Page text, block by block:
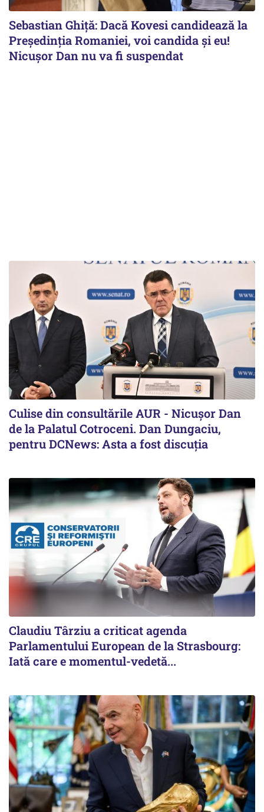
Sebastian Ghiță: Dacă Kovesi candidează la
Președinția Romaniei, voi candida și eu!
Nicușor Dan nu va fi suspendat
Culise din consultările AUR - Nicușor Dan
de la Palatul Cotroceni. Dan Dungaciu,
pentru DCNews: Asta a fost discuția
Claudiu Târziu a criticat agenda
Parlamentului European de la Strasbourg:
Iată care e momentul-vedetă...